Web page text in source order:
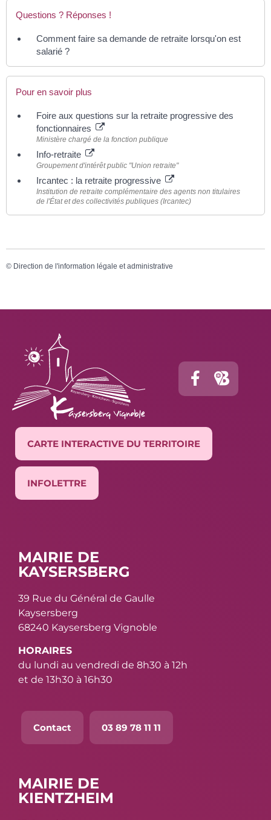
Questions ? Réponses !
Comment faire sa demande de retraite lorsqu'on est
salarié ?
Pour en savoir plus
Foire aux questions sur la retraite progressive des
fonctionnaires
Ministère chargé de la fonction publique
Info-retraite
Groupement d'intérêt public "Union retraite"
Ircantec : la retraite progressive
Institution de retraite complémentaire des agents non titulaires
de l'État et des collectivités publiques (Ircantec)
© Direction de l'information légale et administrative
CARTE INTERACTIVE DU TERRITOIRE
INFOLETTRE
MAIRIE DE
KAYSERSBERG
39 Rue du Général de Gaulle
Kaysersberg
68240 Kaysersberg Vignoble
HORAIRES
du lundi au vendredi de 8h30 à 12h
et de 13h30 à 16h30
Contact 03 89 78 11 11
MAIRIE DE
KIENTZHEIM